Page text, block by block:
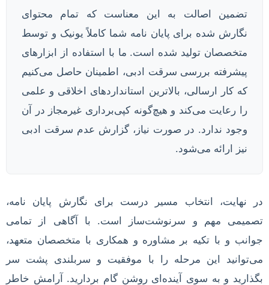
تضمین اصالت به این معناست که تمام محتوای
نگارش شده برای پایان نامه شما کاملاً یونیک و توسط
متخصصان تولید شده است. ما با استفاده از ابزارهای
پیشرفته بررسی سرقت ادبی، اطمینان حاصل می‌کنیم
که کار ارسالی، بالاترین استانداردهای اخلاقی و علمی
را رعایت می‌کند و هیچ‌گونه کپی‌برداری غیرمجاز در آن
وجود ندارد. در صورت نیاز، گزارش عدم سرقت ادبی
نیز ارائه می‌شود.
در نهایت، انتخاب مسیر درست برای نگارش پایان نامه،
تصمیمی مهم و سرنوشت‌ساز است. با آگاهی از تمامی
جوانب و با تکیه بر مشاوره و همکاری با متخصصان متعهد،
می‌توانید این مرحله را با موفقیت و سربلندی پشت سر
بگذارید و به سوی آینده‌ای روشن گام بردارید. آرامش خاطر